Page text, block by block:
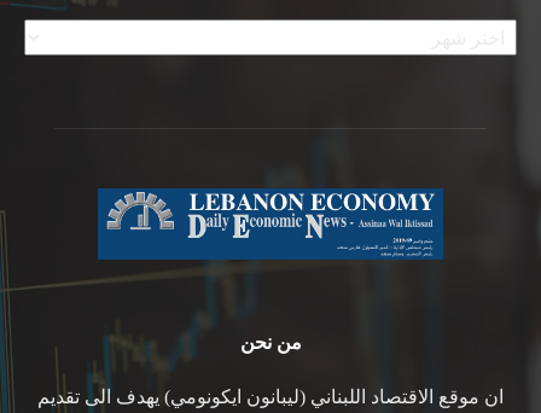
الأرشيف
من نحن
ان موقع الاقتصاد اللبناني (ليبانون ايكونومي) يهدف الى تقديم